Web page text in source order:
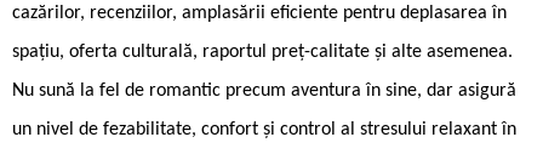
cazărilor, recenziilor, amplasării eficiente pentru deplasarea în
spațiu, oferta culturală, raportul preț-calitate și alte asemenea.
Nu sună la fel de romantic precum aventura în sine, dar asigură
un nivel de fezabilitate, confort și control al stresului relaxant în